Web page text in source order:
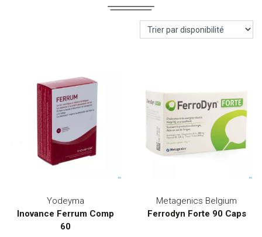
Yodeyma
Inovance Ferrum Comp
60
Metagenics Belgium
Ferrodyn Forte 90 Caps